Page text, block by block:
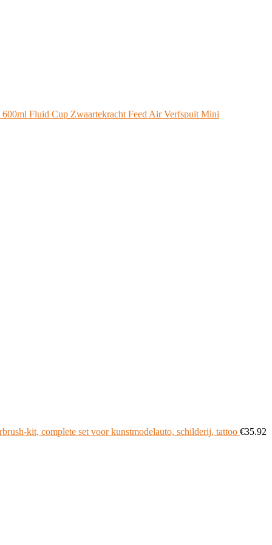
Fluid Cup Zwaartekracht Feed Air Verfspuit Mini
kit, complete set voor kunstmodelauto, schilderij, tattoo €35.92